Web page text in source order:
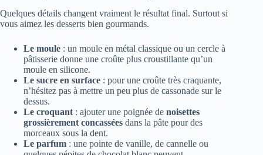
Quelques détails changent vraiment le résultat final. Surtout si
vous aimez les desserts bien gourmands.
Le moule : un moule en métal classique ou un cercle à
pâtisserie donne une croûte plus croustillante qu’un
moule en silicone.
Le sucre en surface : pour une croûte très craquante,
n’hésitez pas à mettre un peu plus de cassonade sur le
dessus.
Le croquant : ajouter une poignée de noisettes
grossièrement concassées dans la pâte pour des
morceaux sous la dent.
Le parfum : une pointe de vanille, de cannelle ou